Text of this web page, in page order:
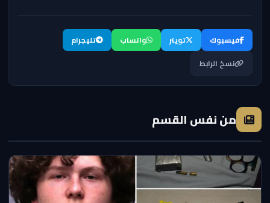
فيسبوك تويتر واتساب
تليجرام
نسخ الرابط
من نفس القسم